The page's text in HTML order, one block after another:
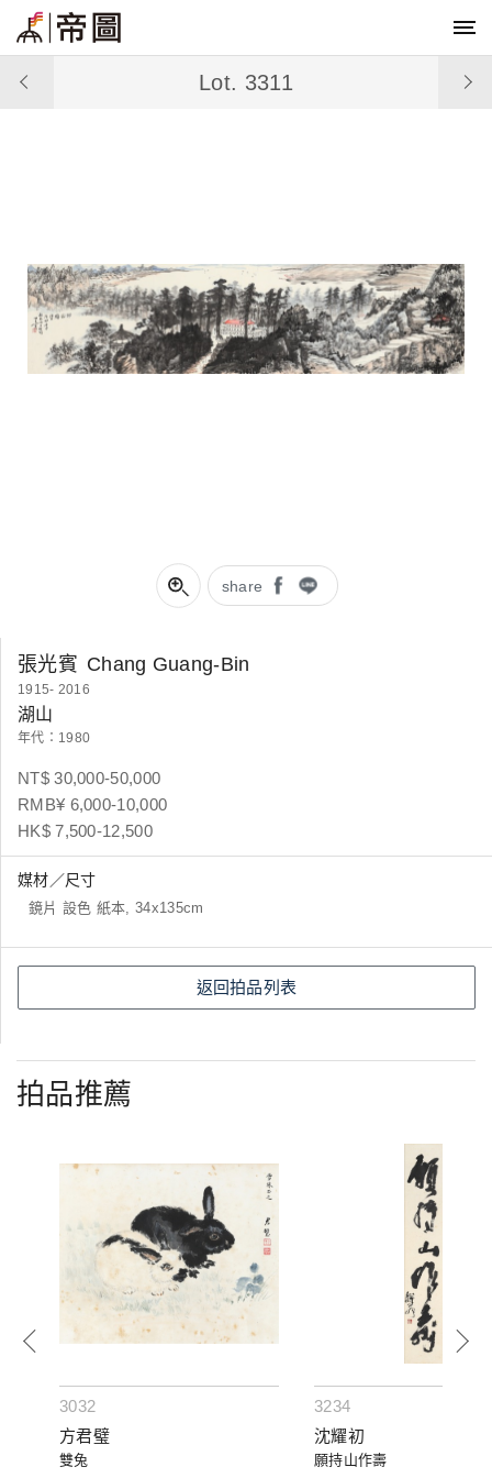
share
Lot. 3311
張光賓 Chang Guang-Bin
1915- 2016
湖山
年代：1980
NT$ 30,000-50,000
RMB¥ 6,000-10,000
HK$ 7,500-12,500
媒材／尺寸
鏡片 設色 紙本, 34x135cm
返回拍品列表
拍品推薦
3032
方君璧
雙兔
3234
沈耀初
願持山作壽